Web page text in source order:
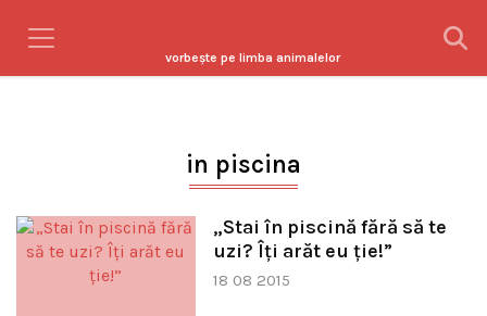
vorbeşte pe limba animalelor
in piscina
„Stai în piscină fără să te
uzi? Îți arăt eu ție!”
18 08 2015